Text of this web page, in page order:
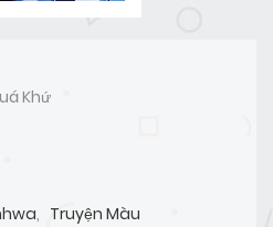
Khứ
, Truyện Màu